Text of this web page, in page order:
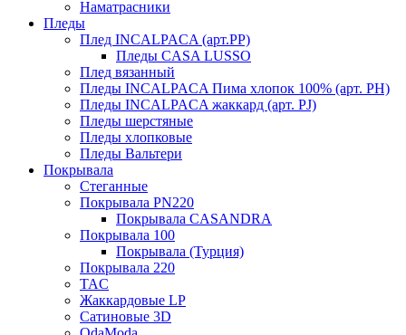
Наматрасники
Пледы
Плед INCALPACA (арт.PP)
Пледы CASA LUSSO
Плед вязанный
Пледы INCALPACA Пима хлопок 100% (арт. PH)
Пледы INCALPACA жаккард (арт. PJ)
Пледы шерстяные
Пледы хлопковые
Пледы Вальтери
Покрывала
Стеганные
Покрывала PN220
Покрывала CASANDRA
Покрывала 100
Покрывала (Турция)
Покрывала 220
TAC
Жаккардовые LP
Сатиновые 3D